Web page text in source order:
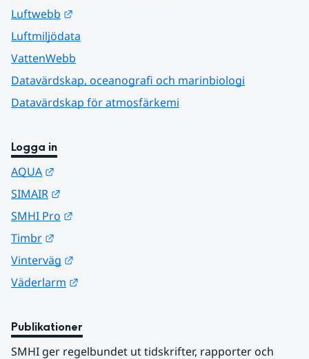
Luftwebb
Luftmiljödata
VattenWebb
Datavärdskap, oceanografi och marinbiologi
Datavärdskap för atmosfärkemi
Logga in
AQUA
SIMAIR
SMHI Pro
Timbr
Vinterväg
Väderlarm
Publikationer
SMHI ger regelbundet ut tidskrifter, rapporter och